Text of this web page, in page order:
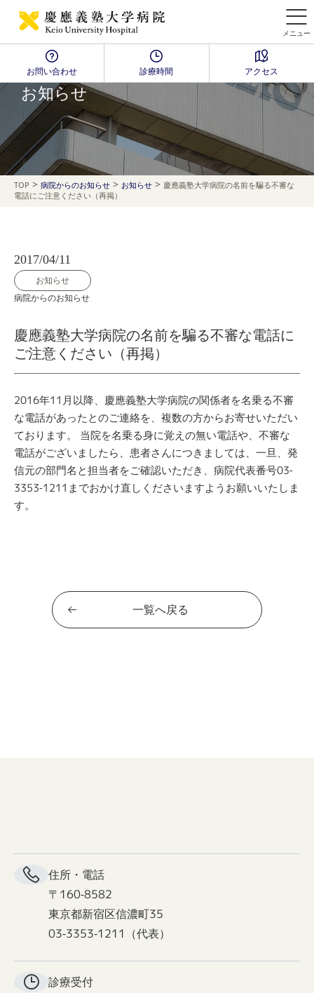
メニュー
お問い合わせ 診療時間 アクセス
NEWS
お知らせ
TOP > 病院からのお知らせ > お知らせ > 慶應義塾大学病院の名前を騙る不審な
電話にご注意ください（再掲）
2017/04/11
お知らせ
病院からのお知らせ
慶應義塾大学病院の名前を騙る不審な電話に
ご注意ください（再掲）
2016年11月以降、慶應義塾大学病院の関係者を名乗る不審
な電話があったとのご連絡を、複数の方からお寄せいただい
ております。
当院を名乗る身に覚えの無い電話や、不審な
電話がございましたら、患者さんにつきましては、一旦、発
信元の部門名と担当者をご確認いただき、病院代表番号03-
3353-1211までおかけ直しくださいますようお願いいたしま
す。
一覧へ戻る
住所・電話
〒160-8582
東京都新宿区信濃町35
03-3353-1211（代表）
診療受付